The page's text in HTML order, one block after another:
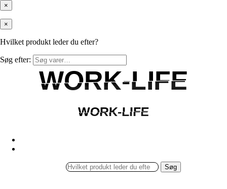
×
×
Hvilket produkt leder du efter?
Søg efter:
WORK-LIFE
WORK-LIFE
WORK-LIFE
WORK-LIFE
Søg